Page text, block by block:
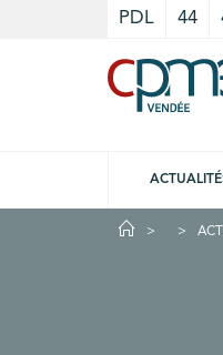
PDL 44
Cookies management